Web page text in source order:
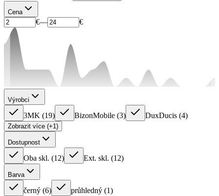
Cena
€— €
Výrobci
3MK (19) BizonMobile (3) DuxDucis (4)
Zobrazit více (+1)
Dostupnost
Oba skl. (12) Ext. skl. (12)
Barva
černý (6) průhledný (1)